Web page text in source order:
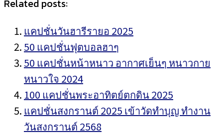
Related posts:
แคปชั่นวันฮารีรายอ 2025
50 แคปชั่นฟุตบอลฮาๆ
50 แคปชั่นหน้าหนาว อากาศเย็นๆ หนาวกาย
หนาวใจ 2024
100 แคปชั่นพระอาทิตย์ตกดิน 2025
แคปชั่นสงกรานต์ 2025 เข้าวัดทำบุญ ทำงาน
วันสงกรานต์ 2568